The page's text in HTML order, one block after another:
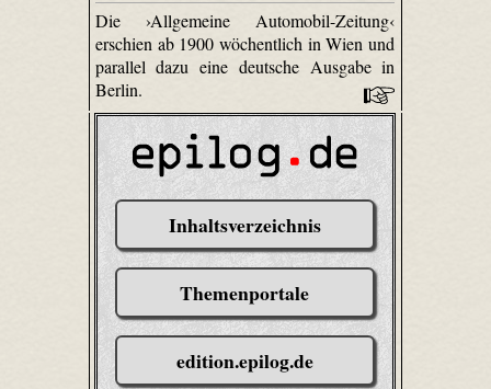
Die ›Allgemeine Automobil-Zeitung‹
erschien ab 1900 wöchentlich in Wien und
parallel dazu eine deutsche Ausgabe in
Berlin.
Inhaltsverzeichnis
Themenportale
edition.epilog.de